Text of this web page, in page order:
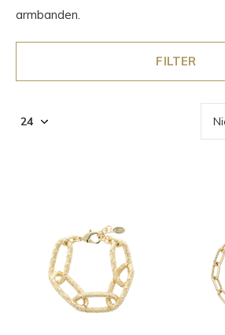
armbanden.
FILTER